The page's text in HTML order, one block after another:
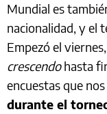
Mundial es
nacionalidad, y el
Empezó el
crescendohasta
encuestas que
durante el